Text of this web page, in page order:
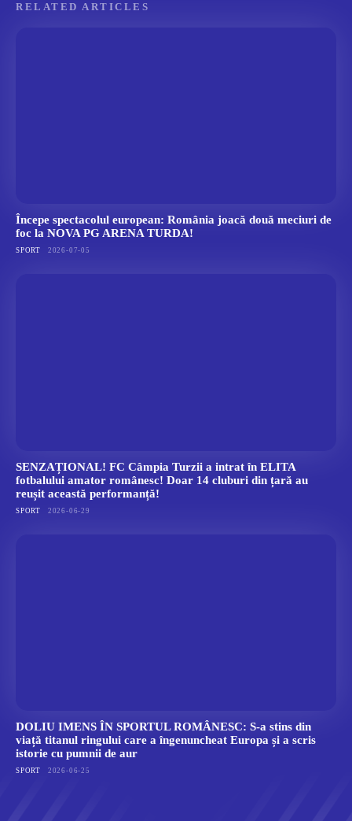
RELATED ARTICLES
Începe spectacolul european: România joacă două meciuri de
foc la NOVA PG ARENA TURDA!
SPORT 2026-07-05
SENZAȚIONAL! FC Câmpia Turzii a intrat în ELITA
fotbalului amator românesc! Doar 14 cluburi din țară au
reușit această performanță!
SPORT 2026-06-29
DOLIU IMENS ÎN SPORTUL ROMÂNESC: S-a stins din
viață titanul ringului care a îngenuncheat Europa și a scris
istorie cu pumnii de aur
SPORT 2026-06-25